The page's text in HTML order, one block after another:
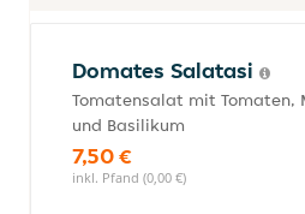
Domates Salatasi
Tomatensalat mit Tomaten,
und Basilikum
7,50 €
inkl. Pfand (0,00 €)